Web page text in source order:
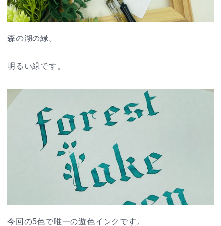
森の湖の緑。
明るい緑です。
今回の5色で唯一の遊色インクです。